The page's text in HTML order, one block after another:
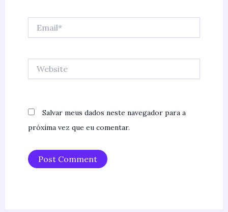
Salvar meus dados neste navegador para a
próxima vez que eu comentar.